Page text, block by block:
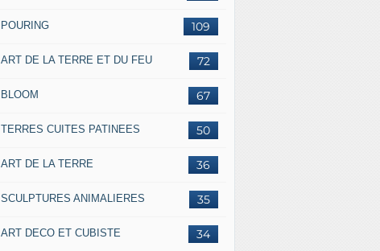
109
POURING
72
ART DE LA TERRE ET DU FEU
67
BLOOM
50
TERRES CUITES PATINEES
36
ART DE LA TERRE
35
SCULPTURES ANIMALIERES
34
ART DECO ET CUBISTE